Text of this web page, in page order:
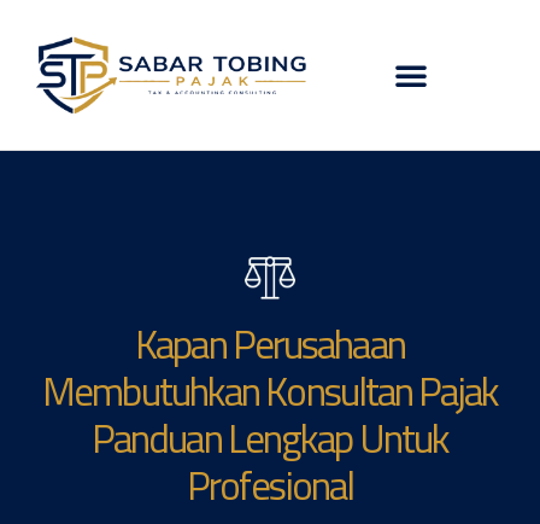
Kapan Perusahaan
Membutuhkan Konsultan Pajak
Panduan Lengkap Untuk
Profesional